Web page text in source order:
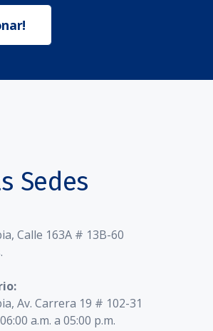
Sedes
Calle 163A # 13B-60
Av. Carrera 19 # 102-31
a.m. a 05:00 p.m.